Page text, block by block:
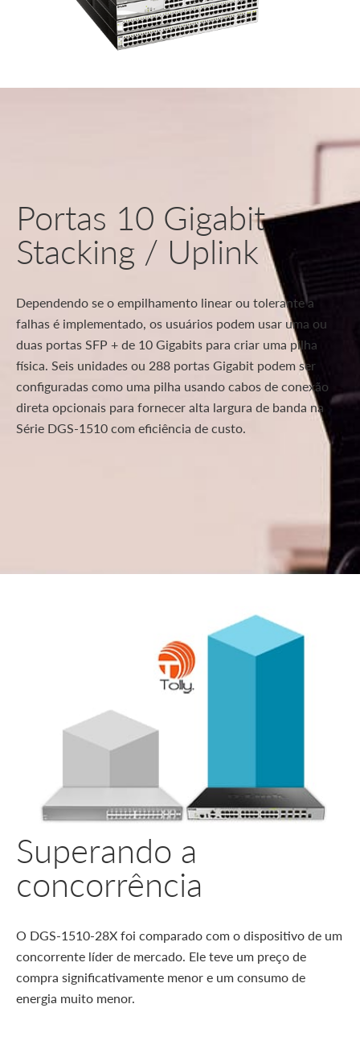
Portas 10 Gigabit
Stacking / Uplink
Dependendo se o empilhamento linear ou tolerante a
falhas é implementado, os usuários podem usar uma ou
duas portas SFP + de 10 Gigabits para criar uma pilha
física. Seis unidades ou 288 portas Gigabit podem ser
configuradas como uma pilha usando cabos de conexão
direta opcionais para fornecer alta largura de banda na
Série DGS-1510 com eficiência de custo.
Superando a
concorrência
O DGS-1510-28X foi comparado com o dispositivo de um
concorrente líder de mercado. Ele teve um preço de
compra significativamente menor e um consumo de
energia muito menor.